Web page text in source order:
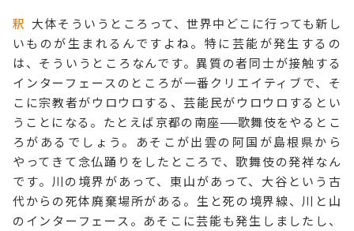
釈
大体そういうところって、世界中どこに行っても新し
いものが生まれるんですよね。特に芸能が発生するの
は、そういうところなんです。異質の者同士が接触する
インターフェースのところが一番クリエイティブで、そ
こに宗教者がウロウロする、芸能民がウロウロするとい
うことになる。たとえば京都の南座──歌舞伎をやるとこ
ろがあるでしょう。あそこが出雲の阿国が島根県から
やってきて念仏踊りをしたところで、歌舞伎の発祥なん
です。川の境界があって、東山があって、大谷という古
代からの死体廃棄場所がある。生と死の境界線、川と山
のインターフェース。あそこに芸能も発生しましたし、